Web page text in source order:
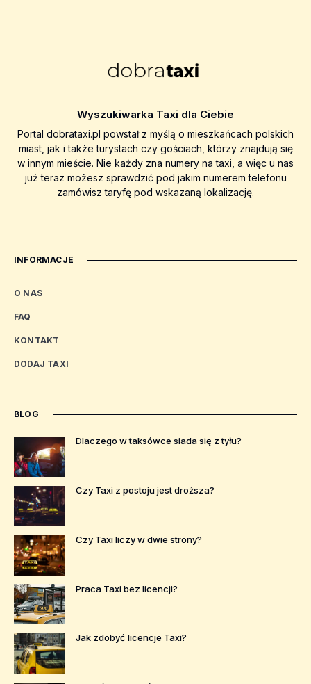
Wyszukiwarka Taxi dla Ciebie
Portal dobrataxi.pl powstał z myślą o mieszkańcach polskich
miast, jak i także turystach czy gościach, którzy znajdują się
w innym mieście. Nie każdy zna numery na taxi, a więc u nas
już teraz możesz sprawdzić pod jakim numerem telefonu
zamówisz taryfę pod wskazaną lokalizację.
INFORMACJE
O NAS
FAQ
KONTAKT
DODAJ TAXI
BLOG
Dlaczego w taksówce siada się z tyłu?
Czy Taxi z postoju jest droższa?
Czy Taxi liczy w dwie strony?
Praca Taxi bez licencji?
Jak zdobyć licencje Taxi?